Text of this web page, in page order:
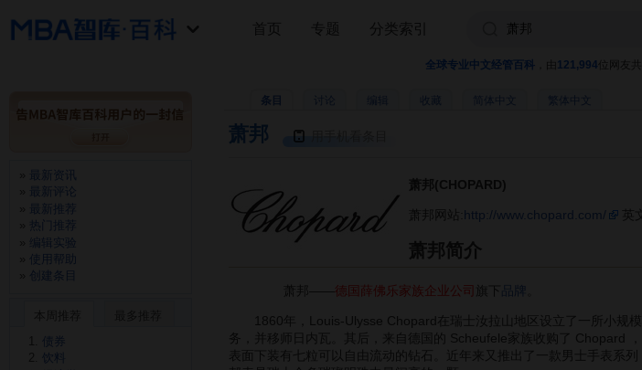
全球专业中文经管百科 121,994 位网友
条目 收藏
萧邦
萧邦(CHOPARD)
萧邦网站: http://www.chopard.com/ 英文
萧邦简介
萧邦—— 德国薛佛乐家族企业公司 旗下 品牌
1860年，Louis-Ulysse Chopard在瑞士汝拉山地区设立了一所小规模
务，并移师日内瓦。其后，来自德国的 Scheufele家族收购了 Chopard
表面下装有七粒可以自由流动的钻石。近年来又推出了一款男士手表系
首页 专题 分类索引
最新资讯
最新评论
最新推荐
热门推荐
编辑实验
使用帮助
创建条目
债券
饮料